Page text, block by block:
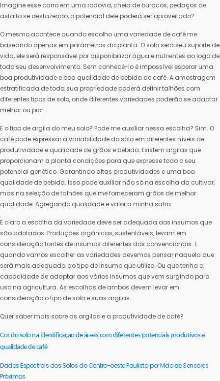
Imagine esse carro em uma rodovia, cheia de buracos, pedaços de
asfalto se desfazendo, o potencial dele poderá ser aproveitado?
O mesmo acontece quando escolho uma variedade de café me
baseando apenas em parâmetros da planta. O solo será seu suporte de
vida, ele será responsável por disponibilizar água e nutrientes ao logo de
todo seu desenvolvimento. Sem conhecê-lo é impossível esperar uma
boa produtividade e boa qualidade de bebida de café. A amostragem
estratificada de toda sua propriedade poderá definir talhões com
diferentes tipos de solo, onde diferentes variedades poderão se adaptar
melhor ou pior.
E o tipo de argila do meu solo? Pode me auxiliar nessa escolha? Sim. O
café pode expressar a variabilidade do solo em diferentes níveis de
produtividade e qualidade de grãos e bebida. Existem argilas que
proporcionam a planta condições para que expresse todo o seu
potencial genético. Garantindo altas produtividades e uma boa
qualidade de bebida. Isso pode auxiliar não só na escolha da cultivar,
mas na seleção de talhões que me forneceram grãos de melhor
qualidade. Agregando qualidade e valor a minha safra.
E claro a escolha da variedade deve ser adequada aos insumos que
são adotados. Produções orgânicas, sustentáveis, levam em
consideração fontes de insumos diferentes dos convencionais. E
quando vamos escolher as variedades devemos pensar naquela que
será mais adequada ao tipo de insumo que utilizo. Ou que tenha a
capacidade de adaptar aos vários insumos que vem surgindo para
uso na agricultura. As escolhas de ambos devem levar em
consideração o tipo de solo e suas argilas.
Quer saber mais sobre as argilas e a produtividade de café?
Cor do solo na identificação de áreas com diferentes potenciais produtivos e
qualidade de café
Dados Espectrais dos Solos do Centro-oeste Paulista por Meio de Sensores
Próximos